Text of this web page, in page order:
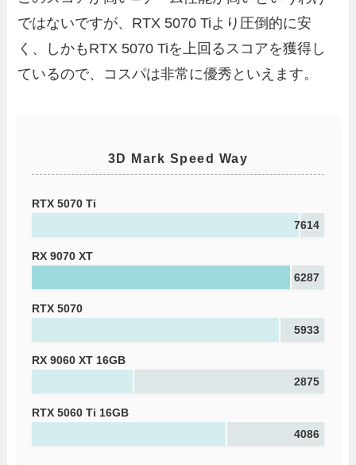
ではないですが、RTX 5070 Tiより圧倒的に安
く、しかもRTX 5070 Tiを上回るスコアを獲得し
ているので、コスパは非常に優秀といえます。
3D Mark Speed Way
RTX 5070 Ti
7614
RX 9070 XT
6287
RTX 5070
5933
RX 9060 XT 16GB
2875
RTX 5060 Ti 16GB
4086